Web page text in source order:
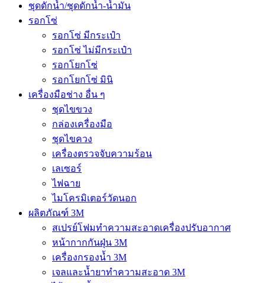
ชุดดักน้ำ/ชุดดักน้ำ-น้ำมัน
รอกโซ่
รอกโซ่ มีกระเป๋า
รอกโซ่ ไม่มีกระเป๋า
รอกโยกโซ่
รอกโยกโซ่ มินิ
เครื่องมือช่าง อื่น ๆ
ชุดไขขวง
กล่องเครื่องมือ
ชุดไขควง
เครื่องตรวจจับความร้อน
เลเซอร์
ไฟฉาย
ไมโครมิเตอร์วัดนอก
ผลิตภัณฑ์ 3M
สเปรย์โฟมทำความสะอาดเครื่องปรับอากาศ
หน้ากากกันฝุ่น 3M
เครื่องกรองน้ำ 3M
เจลและน้ำยาทำความสะอาด 3M